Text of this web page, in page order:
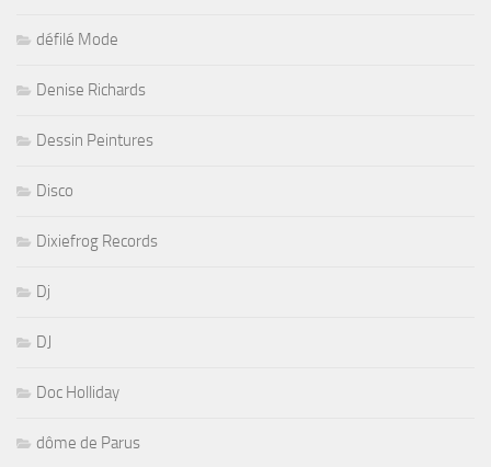
défilé Mode
Denise Richards
Dessin Peintures
Disco
Dixiefrog Records
Dj
DJ
Doc Holliday
dôme de Parus